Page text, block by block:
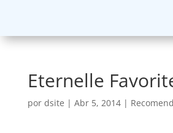
Eternelle
por dsite | Abr 5, 2014|